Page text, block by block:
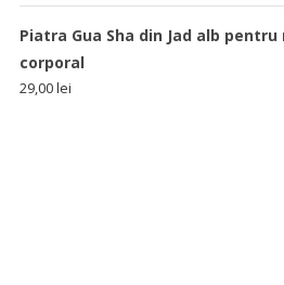
Piatra Gua Sha din Jad alb
corporal
29,00lei